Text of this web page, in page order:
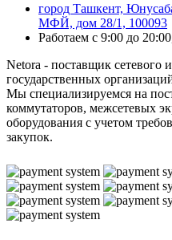
город Ташкент,
МФЙ, дом 28/1, 100093
Работаем с 9:00 до
Netora - поставщик сетевого
государственных
Мы специализируемся на
коммутаторов, межсетевых
оборудования с учетом
закупок.